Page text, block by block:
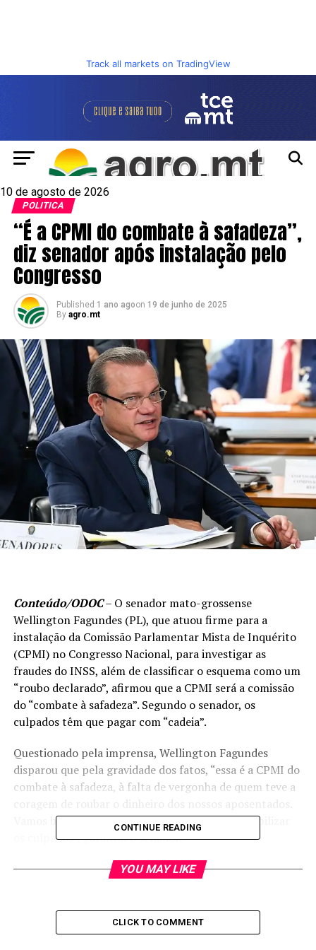
Track all markets on TradingView
10 de agosto de 2026
POLITICA
“É a CPMI do combate à safadeza”,
diz senador após instalação pelo
Congresso
Published 1 ano agoon 19 de junho de 2025
By agro.mt
Conteúdo/ODOC– O senador mato-grossense
Wellington Fagundes (PL), que atuou firme para a
instalação da Comissão Parlamentar Mista de Inquérito
(CPMI) no Congresso Nacional, para investigar as
fraudes do INSS, além de classificar o esquema como um
“roubo declarado”, afirmou que a CPMI será a comissão
do “combate à safadeza”. Segundo o senador, os
culpados têm que pagar com “cadeia”.
Questionado pela imprensa, Wellington Fagundes
disparou que pela gravidade dos fatos, “essa é a CPMI do
combate à safadeza, à falta de vergonha de quem teve a
Vamos buscar cada centavo desviado e responsabilizar
os culpados”, garantiu o senador.
Wellington Fagundes destacou que a expectativa é de
técnica e com transparência. O povo não suporta mais
ver escândalos sendo varridos para debaixo do tapete.
CONTINUE READING
YOU MAY LIKE
CLICK TO COMMENT